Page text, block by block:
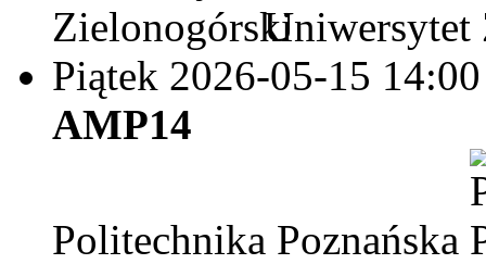
Uniwersytet
Piątek 2026-05-15 14:00
AMP14
Politechnika Poznańska